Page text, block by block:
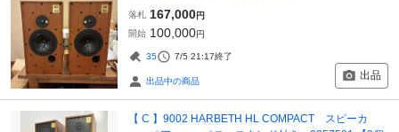
落札 167,000円
開始 100,000円
35 7/5 21:17終了
出品中の商品 出品
【 C 】9002 HARBETH HL COMPACT スピーカ